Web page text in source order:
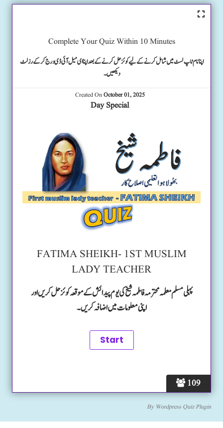
109
Complete Your Quiz Within 10 Minutes
اپنا نام ٹاپ لسٹ میں شامل کرنے کے لیے کوئز حل کرنے کے بعد اپنا ای میل آئی ڈی درج کرکے رزلٹ
دیکھیں۔
Created OnOctober 01, 2025
Day Special
FATIMA SHEIKH- 1ST MUSLIM
LADY TEACHER
پہلی مسلم معلمہ محترمہ فاطمہ شیخ کی یوم پیدائش کے موقعہ کوئز حل کریں اور
اپنی معلومات میں اضافہ کریں۔
By Wordpress Quiz Plugin